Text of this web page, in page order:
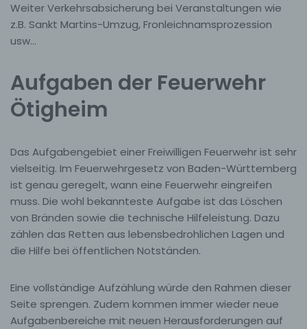
Weiter Verkehrsabsicherung bei Veranstaltungen wie
z.B. Sankt Martins-Umzug, Fronleichnamsprozession
usw…
Aufgaben der Feuerwehr
Ötigheim
Das Aufgabengebiet einer Freiwilligen Feuerwehr ist sehr
vielseitig. Im Feuerwehrgesetz von Baden-Württemberg
ist genau geregelt, wann eine Feuerwehr eingreifen
muss. Die wohl bekannteste Aufgabe ist das Löschen
von Bränden sowie die technische Hilfeleistung. Dazu
zählen das Retten aus lebensbedrohlichen Lagen und
die Hilfe bei öffentlichen Notständen.
Eine vollständige Aufzählung würde den Rahmen dieser
Seite sprengen. Zudem kommen immer wieder neue
Aufgabenbereiche mit neuen Herausforderungen auf